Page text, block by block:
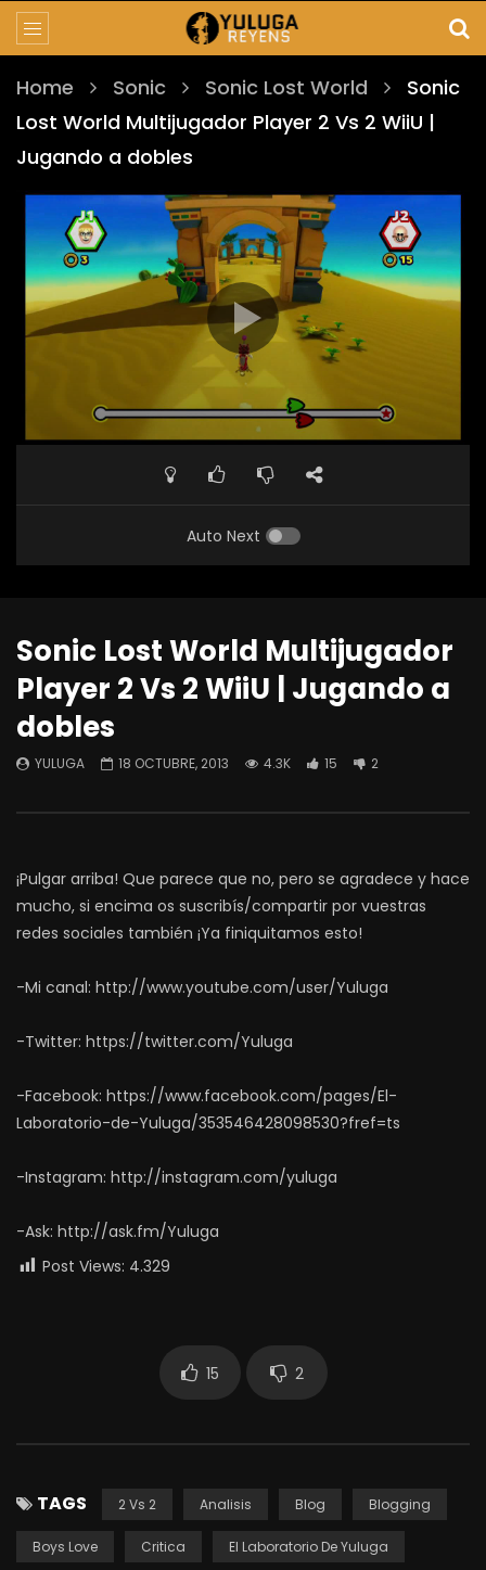
Home Sonic Sonic Lost World
Sonic
Lost World Multijugador Player 2 Vs 2 WiiU |
Jugando a dobles
Auto Next
Sonic Lost World Multijugador
Player 2 Vs 2 WiiU | Jugando a
dobles
YULUGA 18 OCTUBRE, 2013 4.3K 15 2
¡Pulgar arriba! Que parece que no, pero se agradece y hace
mucho, si encima os suscribís/compartir por vuestras
redes sociales también ¡Ya finiquitamos esto!
-Mi canal: http://www.youtube.com/user/Yuluga
-Twitter: https://twitter.com/Yuluga
-Facebook: https://www.facebook.com/pages/El-
Laboratorio-de-Yuluga/353546428098530?fref=ts
-Instagram: http://instagram.com/yuluga
-Ask: http://ask.fm/Yuluga
Post Views: 4.329
15 2
TAGS 2 Vs 2 Analisis Blog Blogging
Boys Love Critica El Laboratorio De Yuluga